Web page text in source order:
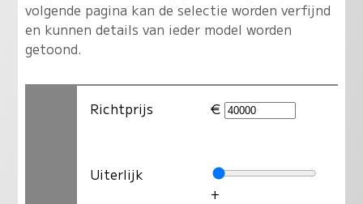
volgende pagina kan de selectie worden verfijnd
en kunnen details van ieder model worden
getoond.
Richtprijs €
Uiterlijk
+